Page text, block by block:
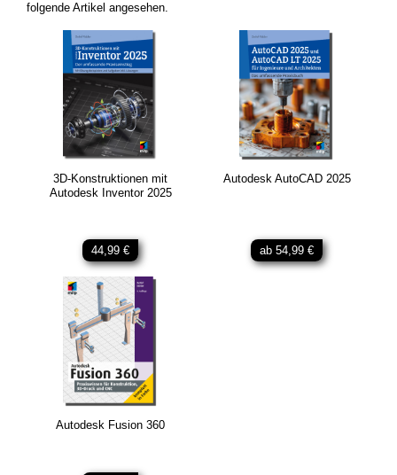
folgende Artikel angesehen.
3D-Konstruktionen mit
Autodesk Inventor 2025
44,99 €
Autodesk AutoCAD 2025
ab 54,99 €
Autodesk Fusion 360